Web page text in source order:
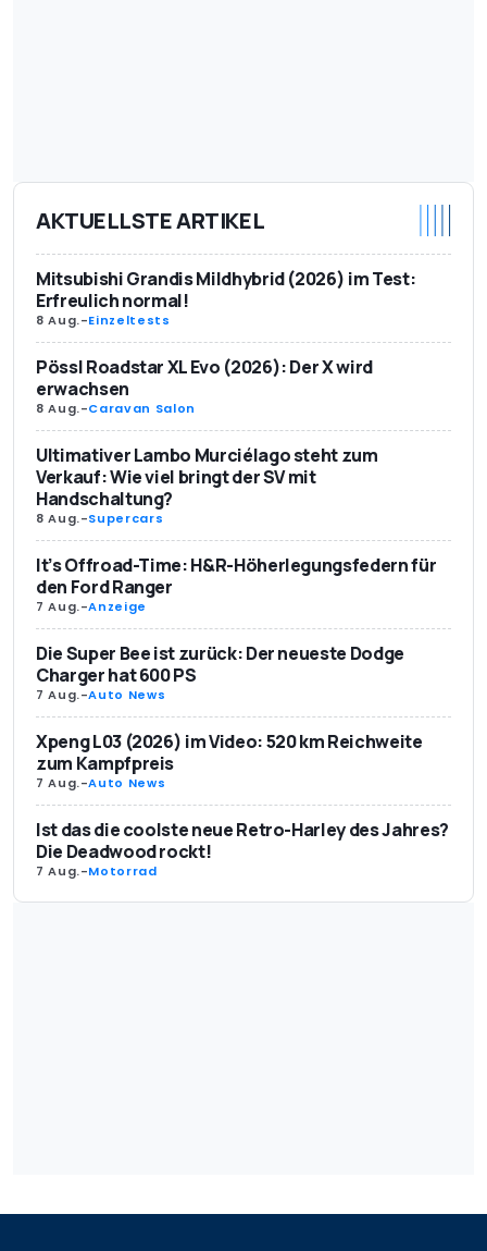
AKTUELLSTE ARTIKEL
Mitsubishi Grandis Mildhybrid (2026) im Test:
Erfreulich normal!
8 Aug.-Einzeltests
Pössl Roadstar XL Evo (2026): Der X wird
erwachsen
8 Aug.-Caravan Salon
Ultimativer Lambo Murciélago steht zum
Verkauf: Wie viel bringt der SV mit
Handschaltung?
8 Aug.-Supercars
It’s Offroad-Time: H&R-Höherlegungsfedern für
den Ford Ranger
7 Aug.-Anzeige
Die Super Bee ist zurück: Der neueste Dodge
Charger hat 600 PS
7 Aug.-Auto News
Xpeng L03 (2026) im Video: 520 km Reichweite
zum Kampfpreis
7 Aug.-Auto News
Ist das die coolste neue Retro-Harley des Jahres?
Die Deadwood rockt!
7 Aug.-Motorrad